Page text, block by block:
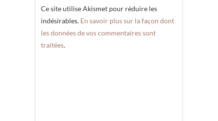
Ce site utilise Akismet pour réduire les
indésirables. En savoir plus sur la façon dont
les données de vos commentaires sont
traitées.